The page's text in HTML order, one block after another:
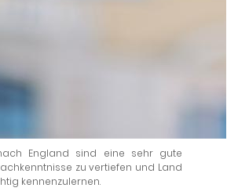
England sind eine sehr gute
zu vertiefen und Land
kennenzulernen.